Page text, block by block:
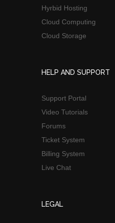
Hyrbid Hosting
Cloud Computing
Cloud Storage
HELP AND SUPPORT
Support Portal
Video Tutorials
Forums
Ticket System
Billing System
Live Chat
LEGAL